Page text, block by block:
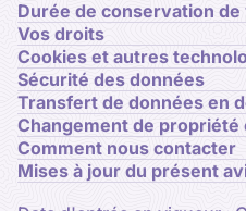
Durée de conservation
Vos droits
Cookies et autres
Sécurité des données
Transfert de données en
Changement de propriété
Comment nous contacter
Mises à jour du présent